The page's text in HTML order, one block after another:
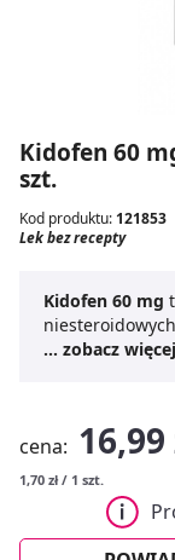
Kidofen 60
szt.
Kod produktu: 121853
Lek bez recepty
Kidofen 60 mg
łagodzi ból,
bólu o
bóle
i gardła, a
Czopki o
w przypadku
przeziębienie i
... zobacz więcej
cena: 16,99
1,70 zł / 1 szt.